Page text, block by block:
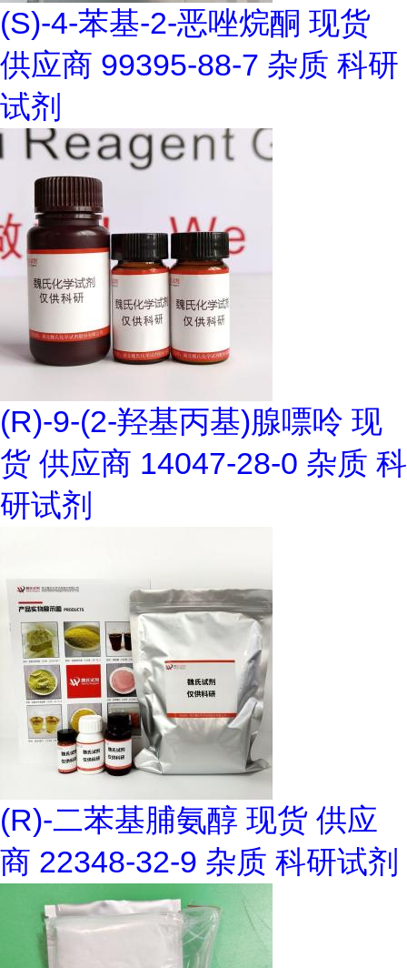
(S)-4-苯基-2-恶唑烷酮 现货
供应商 99395-88-7 杂质 科研
试剂
(R)-9-(2-羟基丙基)腺嘌呤 现
货 供应商 14047-28-0 杂质 科
研试剂
(R)-二苯基脯氨醇 现货 供应
商 22348-32-9 杂质 科研试剂